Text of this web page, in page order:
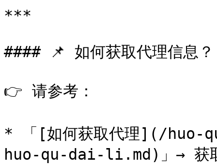
***
#### 📌 如何获取代理信息？
👉 请参考：
* 「[如何获取代理](/
huo-qu-dai-li.md)」→ 获取